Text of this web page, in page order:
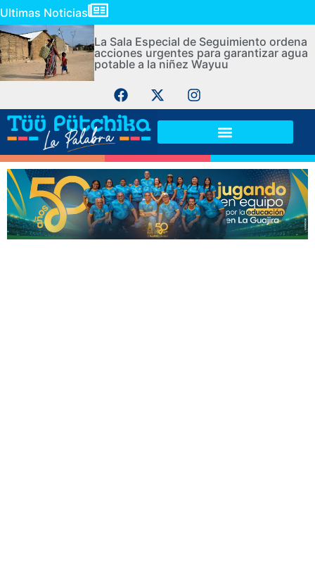
Ultimas Noticias
La Sala Especial de Seguimiento ordena
acciones urgentes para garantizar agua
potable a la niñez Wayuu